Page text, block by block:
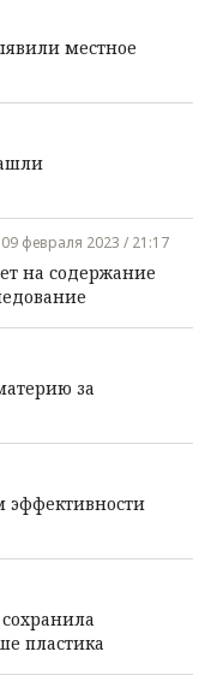
местное
09 февраля 2023 / 21:17
на содержание
за
пластика